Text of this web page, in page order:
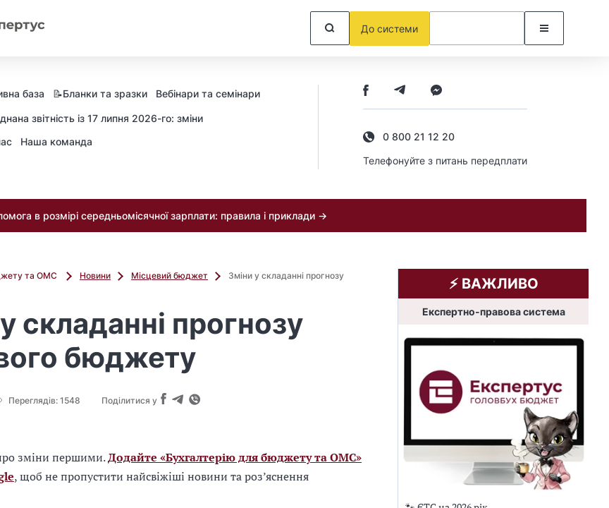
До системи
база 📝Бланки та зразки Вебінари та семінари
звітність із 17 липня 2026-го: зміни
Наша команда
0 800 21 12 20
Телефонуйте з питань передплати
в розмірі середньомісячної зарплати: правила і приклади →
та ОМС Новини Місцевий бюджет
Зміни у складанні прогнозу
складанні прогнозу
бюджету
Переглядів: 1548 Поділитися у
зміни першими.Додайте «Бухгалтерію для бюджету та ОМС»
, щоб не пропустити найсвіжіші новини та роз’яснення
⚡️ ВАЖЛИВО
Експертно-правова система